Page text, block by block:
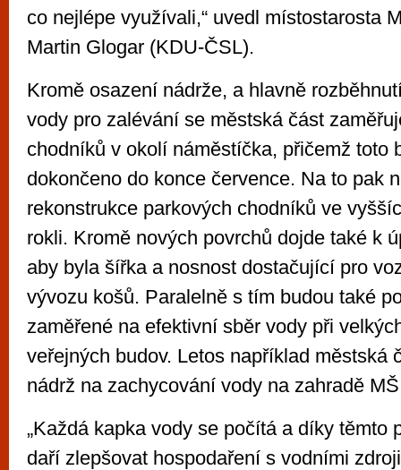
co nejlépe využívali,“ uvedl místostarosta
Martin Glogar (KDU-ČSL).
Kromě osazení nádrže, a hlavně
vody pro zalévání se městská část
chodníků v okolí náměstíčka, přičemž toto
dokončeno do konce července. Na to pak
rekonstrukce parkových chodníků ve
rokli. Kromě nových povrchů dojde také k
aby byla šířka a nosnost dostačující pro
vývozu košů. Paralelně s tím budou také
zaměřené na efektivní sběr vody při
veřejných budov. Letos například městská
nádrž na zachycování vody na zahradě
„Každá kapka vody se počítá a díky těmto
daří zlepšovat hospodaření s vodními